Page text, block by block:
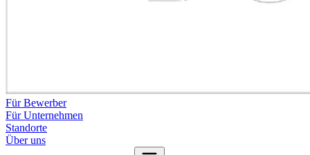
Für Bewerber
Für Unternehmen
Standorte
Über uns